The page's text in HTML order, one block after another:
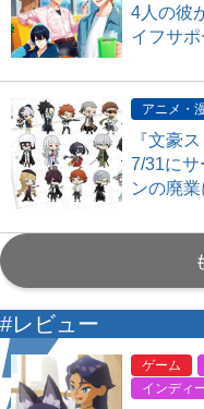
4人の彼
イフサ
アニメ・
『文豪
7/31にサ
ンの廃
#レビュー
ゲーム
インディ